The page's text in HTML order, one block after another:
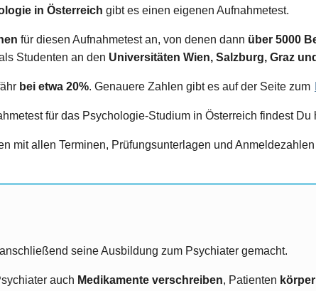
in Österreich gibt es einen eigenen Aufnahmetest.
für diesen Aufnahmetest an, von denen dann über 5000
Studenten an den Universitäten Wien, Salzburg, Graz
bei etwa 20%. Genauere Zahlen gibt es auf der Seite zum
für das Psychologie-Studium in Österreich findest
mit allen Terminen, Prüfungsunterlagen und
seine Ausbildung zum Psychiater gemacht.
auch Medikamente verschreiben, Patienten